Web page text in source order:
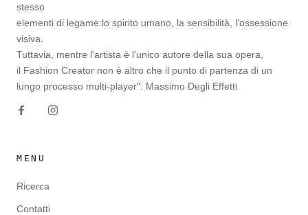
stesso
elementi di legame:lo spirito umano, la sensibilità, l'ossessione
visiva.
Tuttavia, mentre l'artista è l'unico autore della sua opera,
il Fashion Creator non è altro che il punto di partenza di un
lungo processo multi-player". Massimo Degli Effetti
MENU
Ricerca
Contatti